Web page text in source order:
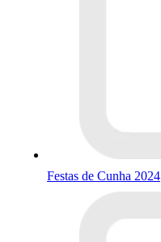
Festas de Cunha 2024